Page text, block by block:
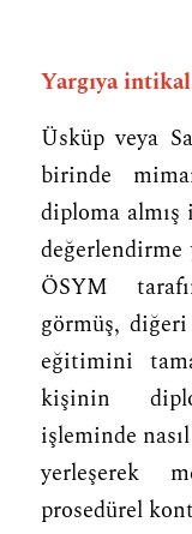
Yargıya
Üsküp veya
birinde
diploma
ÖSYM
görmüş,
eğitimini
kişinin
işleminde
yerleşerek
prosedürel